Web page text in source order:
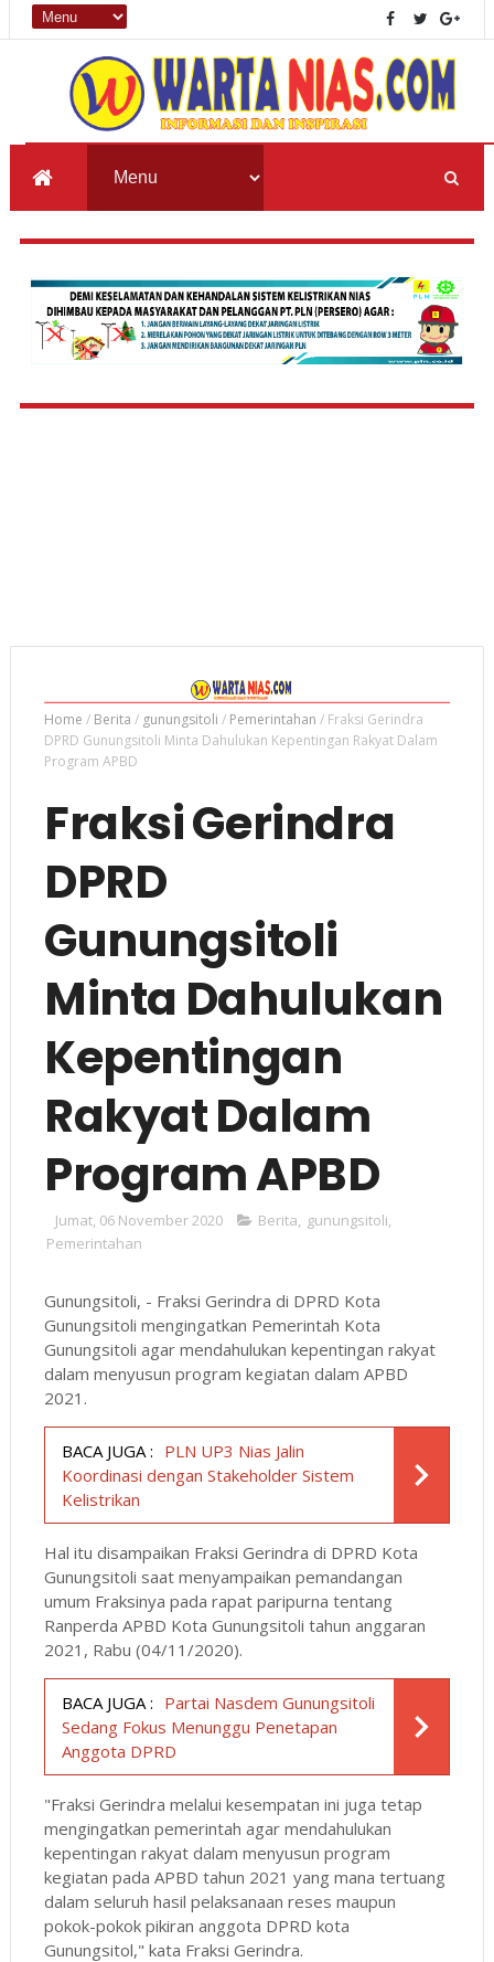
Home / Berita / gunungsitoli / Pemerintahan / Fraksi Gerindra
DPRD Gunungsitoli Minta Dahulukan Kepentingan Rakyat Dalam
Program APBD
Fraksi Gerindra
DPRD
Gunungsitoli
Minta Dahulukan
Kepentingan
Rakyat Dalam
Program APBD
Jumat, 06 November 2020 Berita, gunungsitoli,
Pemerintahan
Gunungsitoli, - Fraksi Gerindra di DPRD Kota
Gunungsitoli mengingatkan Pemerintah Kota
Gunungsitoli agar mendahulukan kepentingan rakyat
dalam menyusun program kegiatan dalam APBD
2021.
BACA JUGA : PLN UP3 Nias Jalin
Koordinasi dengan Stakeholder Sistem
Kelistrikan
Hal itu disampaikan Fraksi Gerindra di DPRD Kota
Gunungsitoli saat menyampaikan pemandangan
umum Fraksinya pada rapat paripurna tentang
Ranperda APBD Kota Gunungsitoli tahun anggaran
2021, Rabu (04/11/2020).
BACA JUGA : Partai Nasdem Gunungsitoli
Sedang Fokus Menunggu Penetapan
Anggota DPRD
"Fraksi Gerindra melalui kesempatan ini juga tetap
mengingatkan pemerintah agar mendahulukan
kepentingan rakyat dalam menyusun program
kegiatan pada APBD tahun 2021 yang mana tertuang
dalam seluruh hasil pelaksanaan reses maupun
pokok-pokok pikiran anggota DPRD kota
Gunungsitol," kata Fraksi Gerindra.